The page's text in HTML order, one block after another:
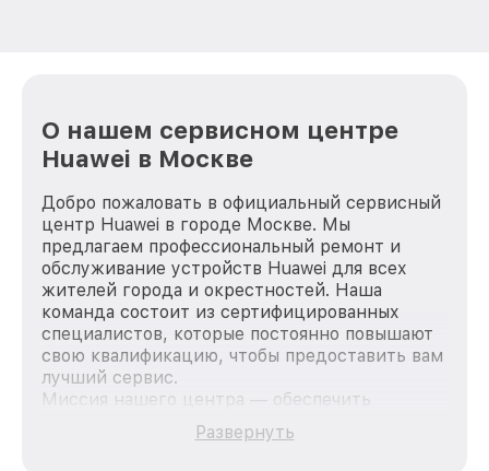
О нашем сервисном центре
Huawei в Москве
Добро пожаловать в официальный сервисный
центр Huawei в городе Москве. Мы
предлагаем профессиональный ремонт и
обслуживание устройств Huawei для всех
жителей города и окрестностей. Наша
команда состоит из сертифицированных
специалистов, которые постоянно повышают
свою квалификацию, чтобы предоставить вам
лучший сервис.
Миссия нашего центра — обеспечить
качественный и доступный ремонт для
каждого пользователя продукции Huawei, вне
Развернуть